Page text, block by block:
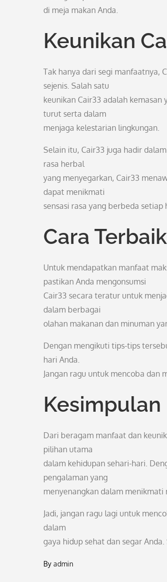
di meja makan Anda.
Keunikan
Tak hanya dari segi manfaatnya,
sejenis. Salah satu
keunikan Cair33 adalah
turut serta dalam
menjaga kelestarian lingkungan.
Selain itu, Cair33 juga hadir
rasa herbal
yang menyegarkan, Cair33
dapat menikmati
sensasi rasa yang berbeda setiap
Cara
Untuk mendapatkan manfaat
pastikan Anda mengonsumsi
Cair33 secara teratur untuk
dalam berbagai
olahan makanan dan minuman
Dengan mengikuti tips-tips
hari Anda.
Jangan ragu untuk mencoba dan
Kesimpulan
Dari beragam manfaat dan
pilihan utama
dalam kehidupan sehari-hari.
pengalaman yang
menyenangkan dalam
Jadi, jangan ragu lagi untuk
dalam
gaya hidup sehat dan segar
By admin